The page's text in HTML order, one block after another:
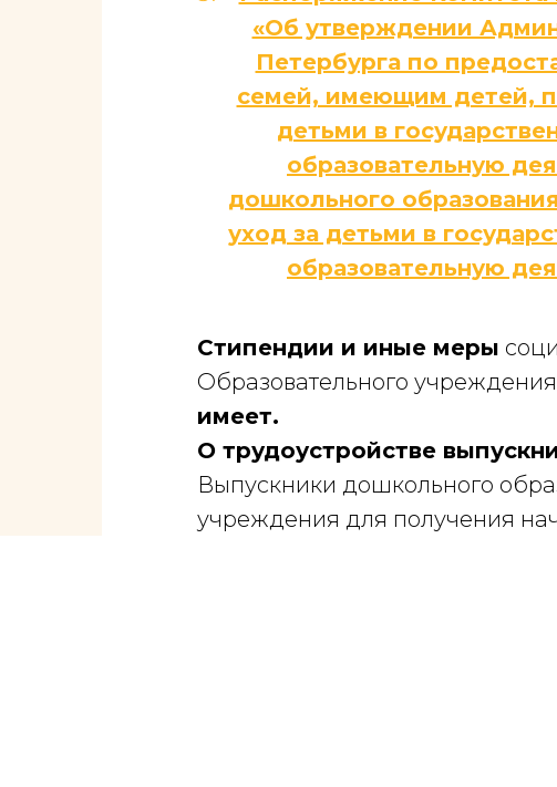
«Об утверждении
Петербурга по
семей, имеющим детей,
детьми в
образовательную
дошкольного
уход за детьми в
образовательную
Стипендии и иные меры
Образовательного
имеет.
О трудоустройстве
Выпускники дошкольного
учреждения для получения